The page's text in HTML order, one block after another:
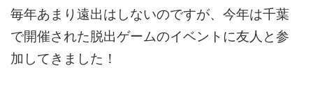
毎年あまり遠出はしないのですが、今年は千葉
で開催された脱出ゲームのイベントに友人と参
加してきました！